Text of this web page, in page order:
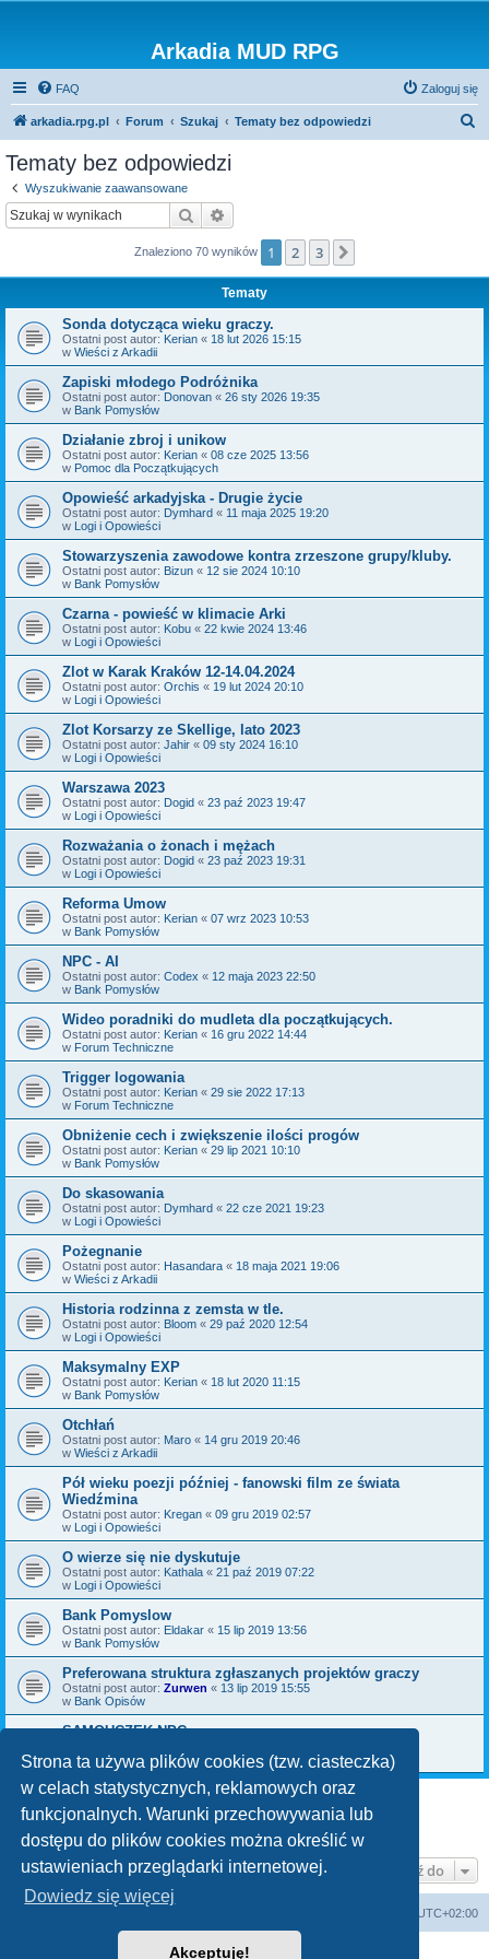
Strona ta używa plików cookies (tzw. ciasteczka)
w celach statystycznych, reklamowych oraz
funkcjonalnych. Warunki przechowywania lub
dostępu do plików cookies można określić w
ustawieniach przeglądarki internetowej.
Dowiedz się więcej
Akceptuję!
Arkadia MUD RPG
FAQ Zaloguj się
arkadia.rpg.pl Forum Szukaj Tematy bez odpowiedzi
Tematy bez odpowiedzi
Wyszukiwanie zaawansowane
Szukaj
Znaleziono 70 wyników 1 2 3
Tematy
Sonda dotycząca wieku graczy.
Ostatni post autor: Kerian « 18 lut 2026 15:15
w Wieści z Arkadii
Zapiski młodego Podróżnika
Ostatni post autor: Donovan « 26 sty 2026 19:35
w Bank Pomysłów
Działanie zbroj i unikow
Ostatni post autor: Kerian « 08 cze 2025 13:56
w Pomoc dla Początkujących
Opowieść arkadyjska - Drugie życie
Ostatni post autor: Dymhard « 11 maja 2025 19:20
w Logi i Opowieści
Stowarzyszenia zawodowe kontra zrzeszone grupy/kluby.
Ostatni post autor: Bizun « 12 sie 2024 10:10
w Bank Pomysłów
Czarna - powieść w klimacie Arki
Ostatni post autor: Kobu « 22 kwie 2024 13:46
w Logi i Opowieści
Zlot w Karak Kraków 12-14.04.2024
Ostatni post autor: Orchis « 19 lut 2024 20:10
w Logi i Opowieści
Zlot Korsarzy ze Skellige, lato 2023
Ostatni post autor: Jahir « 09 sty 2024 16:10
w Logi i Opowieści
Warszawa 2023
Ostatni post autor: Dogid « 23 paź 2023 19:47
w Logi i Opowieści
Rozważania o żonach i mężach
Ostatni post autor: Dogid « 23 paź 2023 19:31
w Logi i Opowieści
Reforma Umow
Ostatni post autor: Kerian « 07 wrz 2023 10:53
w Bank Pomysłów
NPC - AI
Ostatni post autor: Codex « 12 maja 2023 22:50
w Bank Pomysłów
Wideo poradniki do mudleta dla początkujących.
Ostatni post autor: Kerian « 16 gru 2022 14:44
w Forum Techniczne
Trigger logowania
Ostatni post autor: Kerian « 29 sie 2022 17:13
w Forum Techniczne
Obniżenie cech i zwiększenie ilości progów
Ostatni post autor: Kerian « 29 lip 2021 10:10
w Bank Pomysłów
Do skasowania
Ostatni post autor: Dymhard « 22 cze 2021 19:23
w Logi i Opowieści
Pożegnanie
Ostatni post autor: Hasandara « 18 maja 2021 19:06
w Wieści z Arkadii
Historia rodzinna z zemsta w tle.
Ostatni post autor: Bloom « 29 paź 2020 12:54
w Logi i Opowieści
Maksymalny EXP
Ostatni post autor: Kerian « 18 lut 2020 11:15
w Bank Pomysłów
Otchłań
Ostatni post autor: Maro « 14 gru 2019 20:46
w Wieści z Arkadii
Pół wieku poezji później - fanowski film ze świata
Wiedźmina
Ostatni post autor: Kregan « 09 gru 2019 02:57
w Logi i Opowieści
O wierze się nie dyskutuje
Ostatni post autor: Kathala « 21 paź 2019 07:22
w Logi i Opowieści
Bank Pomyslow
Ostatni post autor: Eldakar « 15 lip 2019 13:56
w Bank Pomysłów
Preferowana struktura zgłaszanych projektów graczy
Ostatni post autor: Zurwen « 13 lip 2019 15:55
w Bank Opisów
SAMOUCZEK NPC
w Bank Pomysłów
Znaleziono 70 wyników 2
Przejdź do
UTC+02:00
Technologię dostarczaphpBB® Forum Software © phpBB Limited